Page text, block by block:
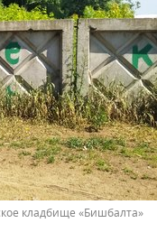
кладбище «Бишбалта»